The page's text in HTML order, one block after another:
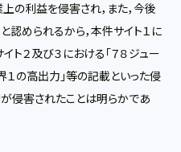
の利益を侵害され，また，今後
認められるから，本件サイト１に
ト２及び３における「７８ジュー
１の高出力」等の記載といった侵
侵害されたことは明らかであ